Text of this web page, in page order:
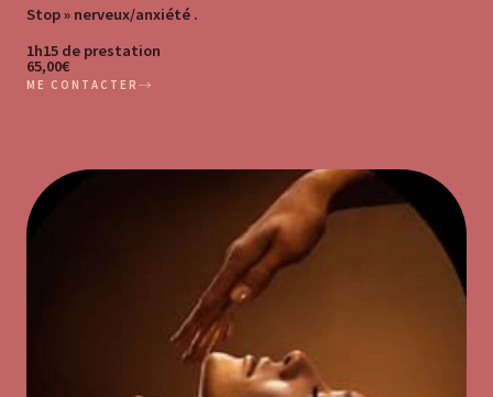
Stop» nerveux/anxiété .
1h15 de prestation
65,00€
ME CONTACTER